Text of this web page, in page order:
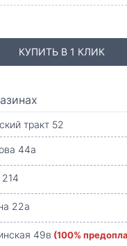
КУПИТЬ В 1 КЛИК
тракт 52
44а
22а
49в (100%